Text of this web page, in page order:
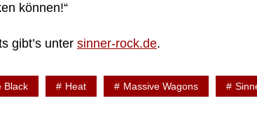
können!“
gibt’s unter sinner-rock.de.
Black Heat Massive Wagons